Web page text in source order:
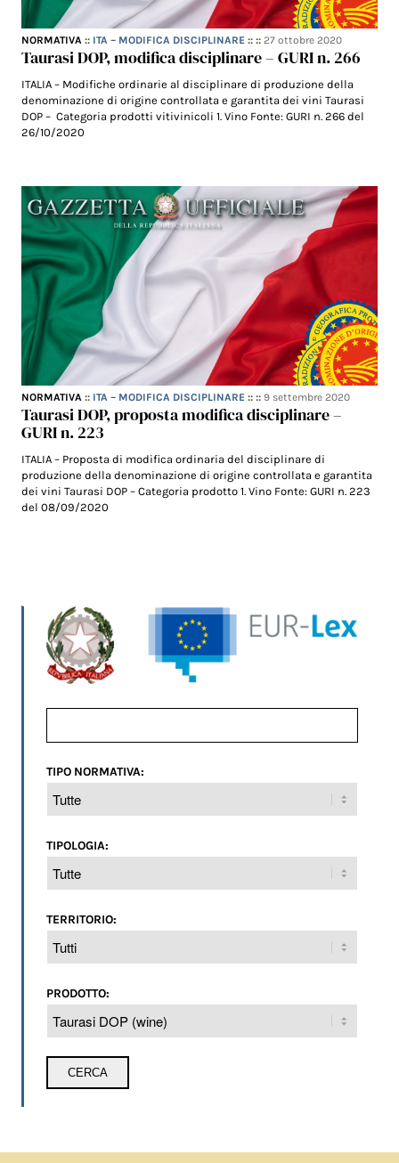
NORMATIVA :: ITA – MODIFICA DISCIPLINARE :: ::27 ottobre 2020
Taurasi DOP, modifica disciplinare – GURI n. 266
ITALIA – Modifiche ordinarie al disciplinare di produzione della
denominazione di origine controllata e garantita dei vini Taurasi
DOP – Categoria prodotti vitivinicoli 1. Vino Fonte: GURI n. 266 del
26/10/2020
NORMATIVA :: ITA – MODIFICA DISCIPLINARE :: ::9 settembre 2020
Taurasi DOP, proposta modifica disciplinare –
GURI n. 223
ITALIA – Proposta di modifica ordinaria del disciplinare di
produzione della denominazione di origine controllata e garantita
dei vini Taurasi DOP – Categoria prodotto 1. Vino Fonte: GURI n. 223
del 08/09/2020
TIPO NORMATIVA:
TIPOLOGIA:
TERRITORIO:
PRODOTTO: